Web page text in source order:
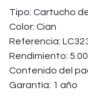
Tipo: Cartucho
Color: Cian
Referencia:
Rendimiento:
Contenido del
Garantía: 1 año